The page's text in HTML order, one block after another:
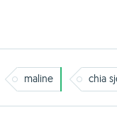
maline chia